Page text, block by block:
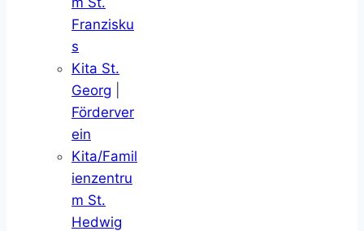
Franzisku
s
Kita St.
Georg
Förderver
ein
Kita/Famil
ienzentru
m St.
Hedwig